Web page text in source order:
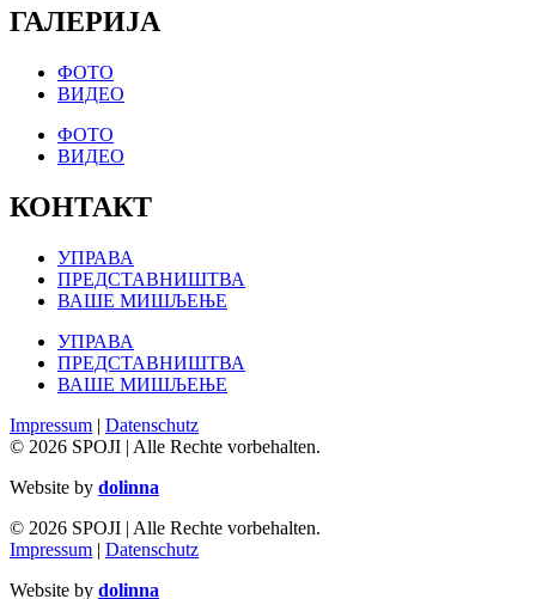
ГАЛЕРИЈА
ФОТО
ВИДЕО
ФОТО
ВИДЕО
КОНТАКТ
УПРАВА
ПРЕДСТАВНИШТВА
ВАШЕ МИШЉЕЊЕ
УПРАВА
ПРЕДСТАВНИШТВА
ВАШЕ МИШЉЕЊЕ
Impressum | Datenschutz
© 2026 SPOJI | Alle Rechte vorbehalten.
Website by dolinna
© 2026 SPOJI | Alle Rechte vorbehalten.
Impressum | Datenschutz
Website by dolinna